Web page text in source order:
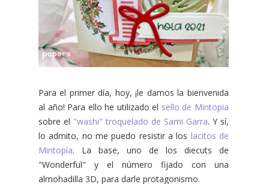
Para el primer día, hoy, ¡le damos la bienvenida
al año! Para ello he utilizado el sello de Mintopia
sobre el "washi" troquelado de Sami Garra. Y sí,
lo admito, no me puedo resistir a los lacitos de
Mintopía. La base, uno de los diecuts de
"Wonderful" y el número fijado con una
almohadilla 3D, para darle protagonismo.